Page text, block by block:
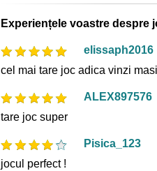
Experiențele voastre despre
elissaph2016
cel mai tare joc adica vinzi
ALEX897576
tare joc super
Pisica_123
jocul perfect !